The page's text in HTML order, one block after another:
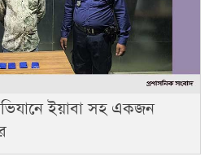
ইয়াবা সহ একজন